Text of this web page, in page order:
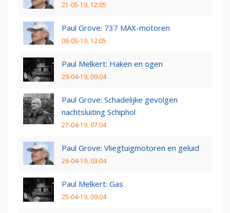
21-05-19, 12:05
Paul Grove: 737 MAX-motoren
06-05-19, 12:05
Paul Melkert: Haken en ogen
29-04-19, 09:04
Paul Grove: Schadelijke gevolgen
nachtsluiting Schiphol
27-04-19, 07:04
Paul Grove: Vliegtuigmotoren en geluid
26-04-19, 03:04
Paul Melkert: Gas
25-04-19, 09:04